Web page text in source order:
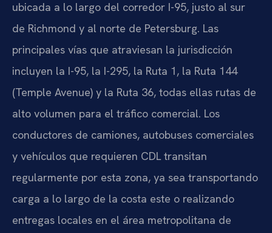
ubicada a lo largo del corredor I-95, justo al sur
de Richmond y al norte de Petersburg. Las
principales vías que atraviesan la jurisdicción
incluyen la I-95, la I-295, la Ruta 1, la Ruta 144
(Temple Avenue) y la Ruta 36, todas ellas rutas de
alto volumen para el tráfico comercial. Los
conductores de camiones, autobuses comerciales
y vehículos que requieren CDL transitan
regularmente por esta zona, ya sea transportando
carga a lo largo de la costa este o realizando
entregas locales en el área metropolitana de